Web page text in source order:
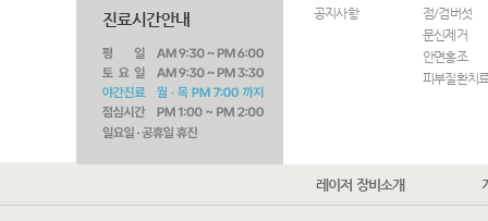
공지사항
점/검버섯
문신제거
안면홍조
피부질환치
레이저 장비소개